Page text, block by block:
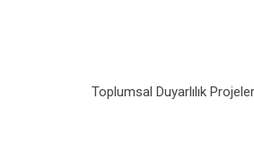
Toplumsal Duyarlılık